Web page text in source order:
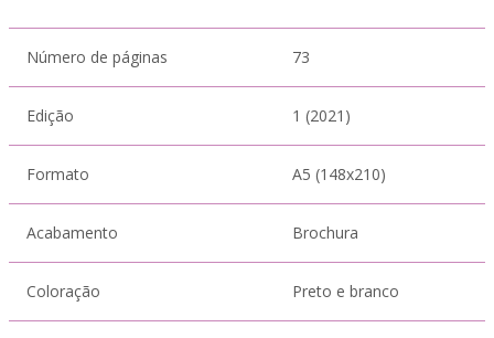
Número de páginas 73
Edição 1 (2021)
Formato A5 (148x210)
Acabamento Brochura
Coloração Preto e branco